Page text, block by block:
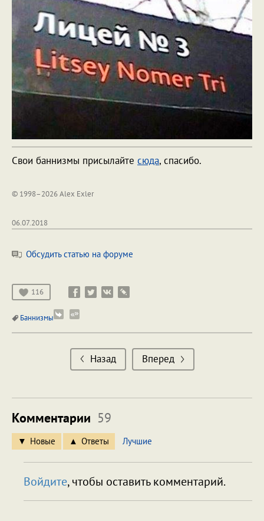
Свои баннизмы присылайте сюда, спасибо.
© 1998–2026 Alex Exler
06.07.2018
Обсудить статью на форуме
116
Баннизмы
Назад Вперед
Комментарии 59
Новые Ответы Лучшие
Войдите, чтобы оставить комментарий.